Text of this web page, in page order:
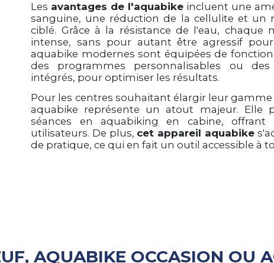
Les avantages de l'aquabike incluent une
sanguine, une réduction de la cellulite et un
ciblé. Grâce à la résistance de l'eau, chaque
intense, sans pour autant être agressif
aquabike modernes sont équipées de
des programmes personnalisables ou
intégrés, pour optimiser les résultats.
Pour les centres souhaitant élargir leur
aquabike représente un atout majeur. Elle
séances en aquabiking en cabine,
utilisateurs. De plus, cet appareil aquabike
de pratique, ce qui en fait un outil accessible à
AQUABIKE OCCASION OU